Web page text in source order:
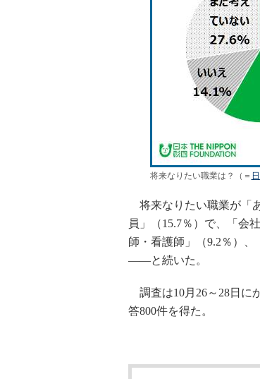
将来なりたい職業は？（＝
将来なりたい職業が「
員」（15.7％）で、「会
師・看護師」（9.2％）、
――と続いた。
調査は10月26～28日に
答800件を得た。